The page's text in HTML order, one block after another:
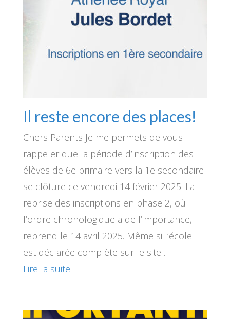
Il reste encore des places!
Chers Parents Je me permets de vous
rappeler que la période d’inscription des
élèves de 6e primaire vers la 1e secondaire
se clôture ce vendredi 14 février 2025. La
reprise des inscriptions en phase 2, où
l’ordre chronologique a de l’importance,
reprend le 14 avril 2025. Même si l’école
est déclarée complète sur le site…
Lire la suite